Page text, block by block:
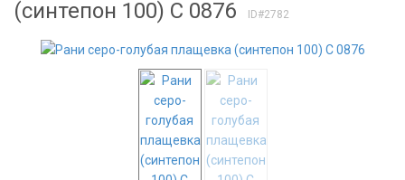
(синтепон 100) С 0876
ID#2782